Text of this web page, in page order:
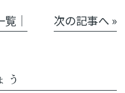
覧│ 次の記事へ »
う